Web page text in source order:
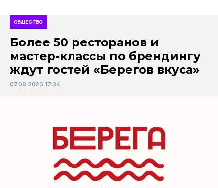
ОБЩЕСТВО
Более 50 ресторанов и
мастер-классы по брендингу
ждут гостей «Берегов вкуса»
07.08.2026 17:34